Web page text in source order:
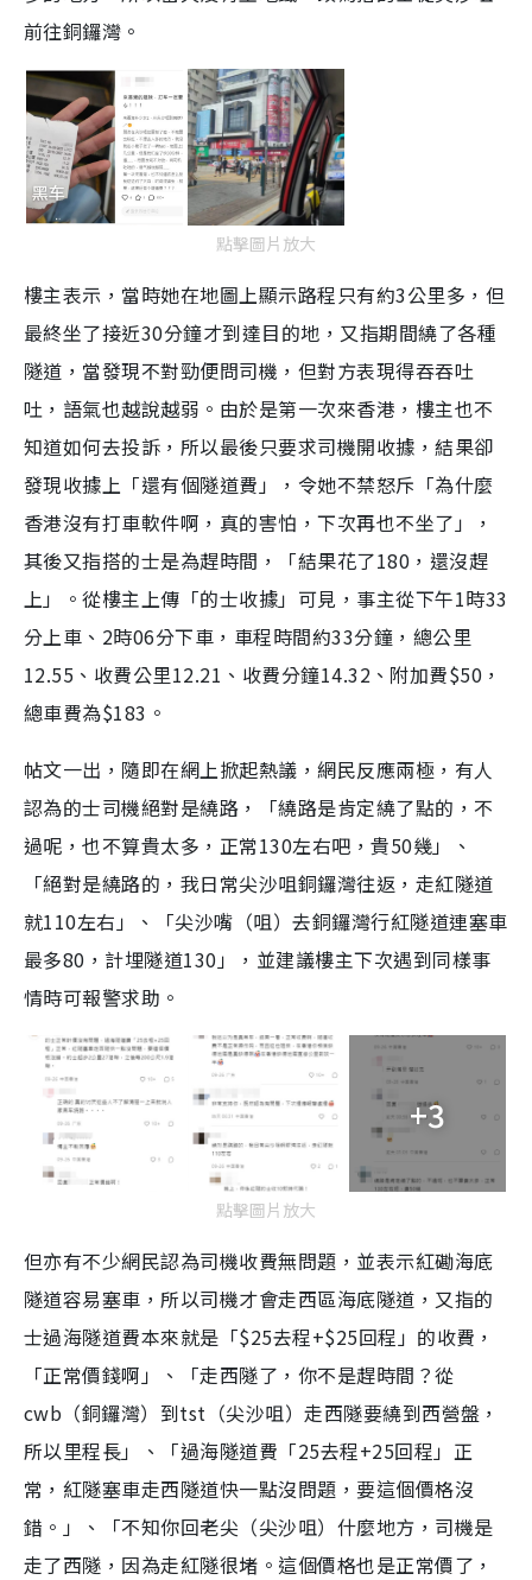
前往銅鑼灣。
點擊圖片放大
樓主表示，當時她在地圖上顯示路程只有約3公里多，但
最終坐了接近30分鐘才到達目的地，又指期間繞了各種
隧道，當發現不對勁便問司機，但對方表現得吞吞吐
吐，語氣也越說越弱。由於是第一次來香港，樓主也不
知道如何去投訴，所以最後只要求司機開收據，結果卻
發現收據上「還有個隧道費」，令她不禁怒斥「為什麼
香港沒有打車軟件啊，真的害怕，下次再也不坐了」，
其後又指搭的士是為趕時間，「結果花了180，還沒趕
上」。從樓主上傳「的士收據」可見，事主從下午1時33
分上車、2時06分下車，車程時間約33分鐘，總公里
12.55、收費公里12.21、收費分鐘14.32、附加費$50，
總車費為$183。
帖文一出，隨即在網上掀起熱議，網民反應兩極，有人
認為的士司機絕對是繞路，「繞路是肯定繞了點的，不
過呢，也不算貴太多，正常130左右吧，貴50幾」、
「絕對是繞路的，我日常尖沙咀銅鑼灣往返，走紅隧道
就110左右」、「尖沙嘴（咀）去銅鑼灣行紅隧道連塞車
最多80，計埋隧道130」，並建議樓主下次遇到同樣事
情時可報警求助。
+3
點擊圖片放大
但亦有不少網民認為司機收費無問題，並表示紅磡海底
隧道容易塞車，所以司機才會走西區海底隧道，又指的
士過海隧道費本來就是「$25去程+$25回程」的收費，
「正常價錢啊」、「走西隧了，你不是趕時間？從
cwb（銅鑼灣）到tst（尖沙咀）走西隧要繞到西營盤，
所以里程長」、「過海隧道費「25去程+25回程」正
常，紅隧塞車走西隧道快一點沒問題，要這個價格沒
錯。」、「不知你回老尖（尖沙咀）什麼地方，司機是
走了西隧，因為走紅隧很堵。這個價格也是正常價了，